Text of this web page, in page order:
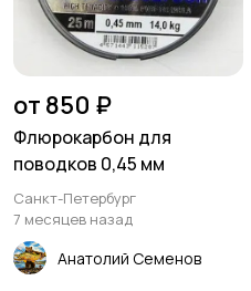
от 850 ₽
Флюрокарбон для
поводков 0,45 мм
Санкт-Петербург
7 месяцев назад
Анатолий Семенов